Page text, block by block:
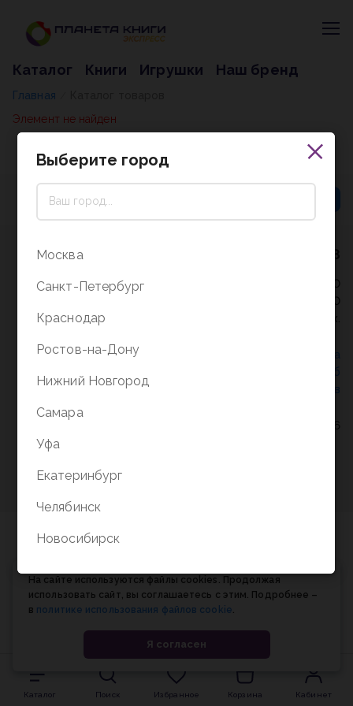
Каталог Книги Игрушки Наш бренд
Главная
Элемент не найден
8 (800) 5000-338
Режим работы - 9:30-20:00
в выходные и праздники - 10:00-19:00
без перерыва и выходных.
Политика конфиденциальности
СОГЛАСИЕ на
Соглашение об
использовании cookie-файлов
© Планета книги, 1998-2026
Каталог Поиск Избранное Корзина Кабинет
На сайте используются файлы cookies. Продолжая
использовать сайт, вы соглашаетесь с этим. Подробнее –
в политике использования файлов cookie.
Я согласен
Выберите город
Москва
Санкт-Петербург
Краснодар
Ростов-на-Дону
Нижний Новгород
Самара
Уфа
Екатеринбург
Челябинск
Новосибирск